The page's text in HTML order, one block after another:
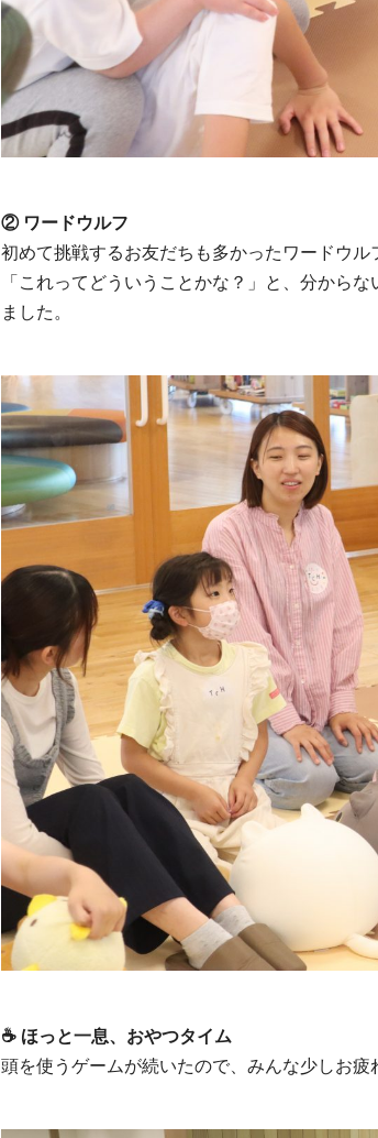
② ワードウルフ
初めて挑戦するお友だちも多かったワードウル
「これってどういうことかな？」と、分から
ました。
☕ ほっと一息、おやつタイム
頭を使うゲームが続いたので、みんな少しお